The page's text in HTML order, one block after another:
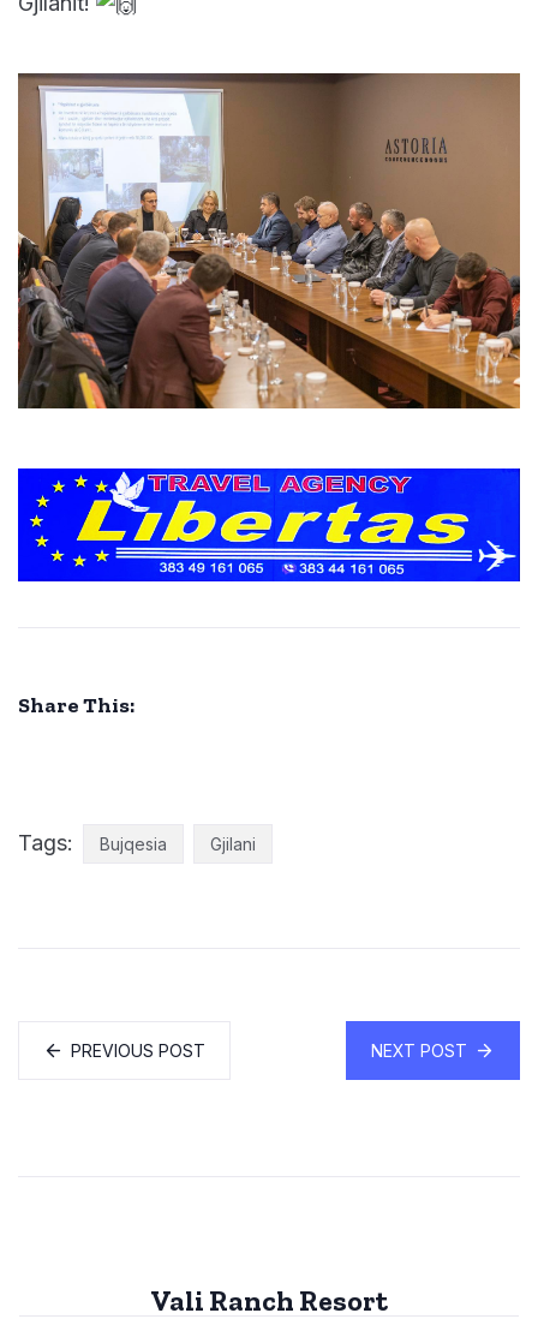
Share This:
Tags: Bujqesia Gjilani
PREVIOUS POST NEXT POST
Vali Ranch Resort